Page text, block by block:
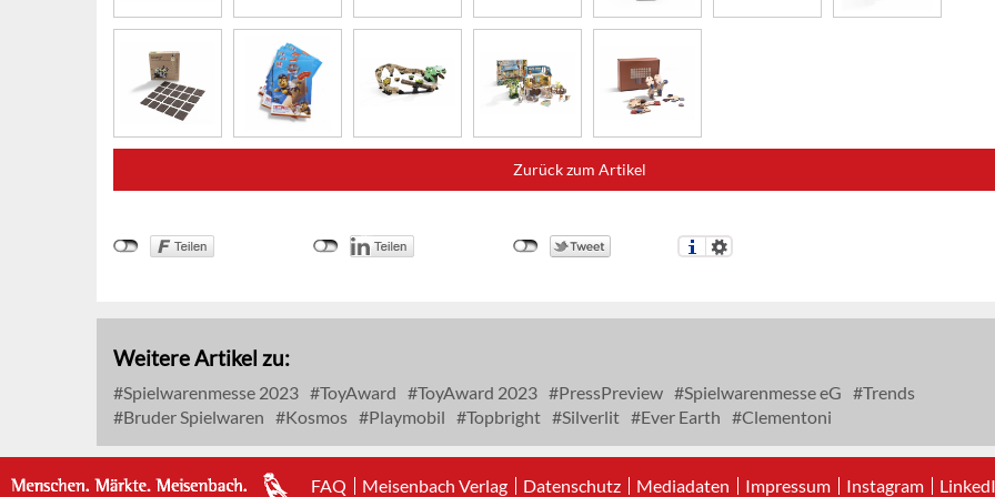
Zurück zum Artikel
Weitere Artikel zu:
Spielwarenmesse 2023 ToyAward ToyAward 2023 PressPreview Spielwarenmesse eG
Trends
Bruder Spielwaren
Kosmos Playmobil Topbright Silverlit Ever Earth Clementoni
FAQ Meisenbach Verlag Datenschutz Mediadaten Impressum Instagram